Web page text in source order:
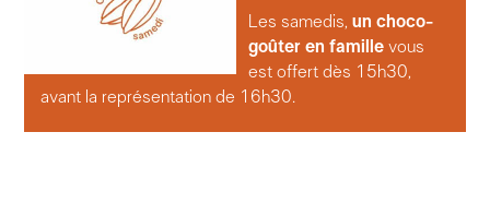
Les samedis, un choco-
goûter en famillevous
est offert dès 15h30,
avant la représentation de 16h30.